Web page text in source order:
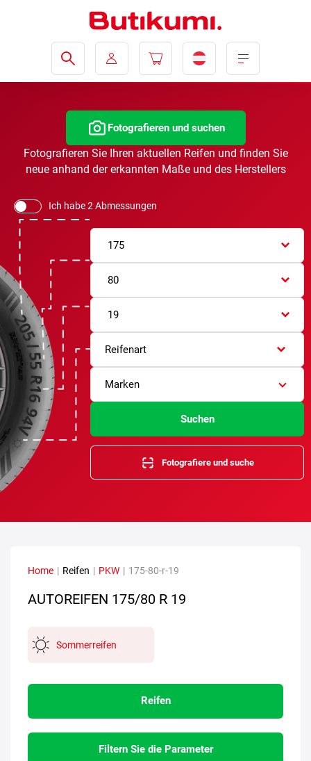
Fotografieren und suchen
Fotografieren Sie Ihren aktuellen Reifen und finden Sie
neue anhand der erkannten Maße und des Herstellers
Ich habe 2 Abmessungen
175
80
19
Reifenart
Marken
Suchen
Fotografiere und suche
Home | Reifen | PKW | 175-80-r-19
AUTOREIFEN 175/80 R 19
Sommerreifen
Reifen
Filtern Sie die Parameter